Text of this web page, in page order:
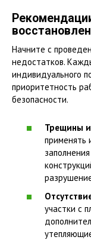
Начните с
недостатков.
индивидуального
приоритетность
безопасности.
Трещины
применять
участки с